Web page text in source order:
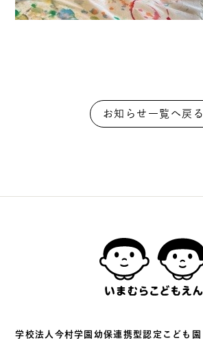
お知らせ一覧へ戻る
学校法⼈今村学園幼保連携型認定こども園